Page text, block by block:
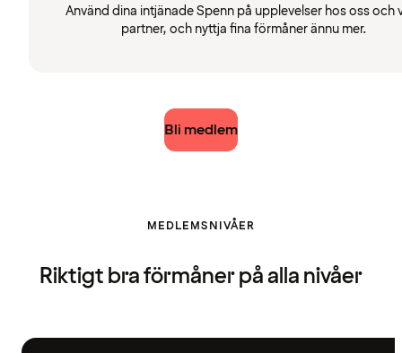
Använd dina intjänade Spenn på upplevelser hos oss och
partner, och nyttja fina förmåner ännu mer.
Bli medlem
MEDLEMSNIVÅER
Riktigt bra förmåner på alla nivåer